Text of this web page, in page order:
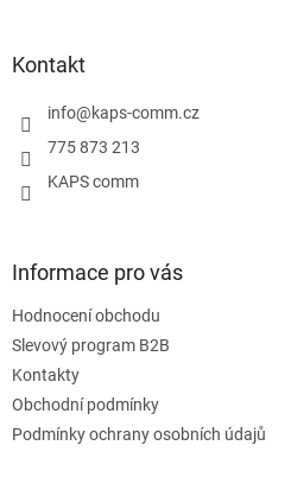
Kontakt
info@kaps-comm.cz
775 873 213
KAPS comm
Informace pro vás
Hodnocení obchodu
Slevový program B2B
Kontakty
Obchodní podmínky
Podmínky ochrany osobních údajů